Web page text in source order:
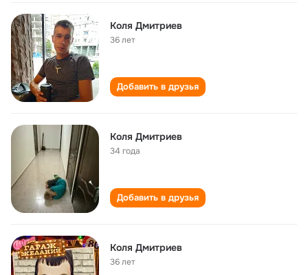
Коля Дмитриев
36 лет
Добавить в друзья
Коля Дмитриев
34 года
Добавить в друзья
Коля Дмитриев
36 лет